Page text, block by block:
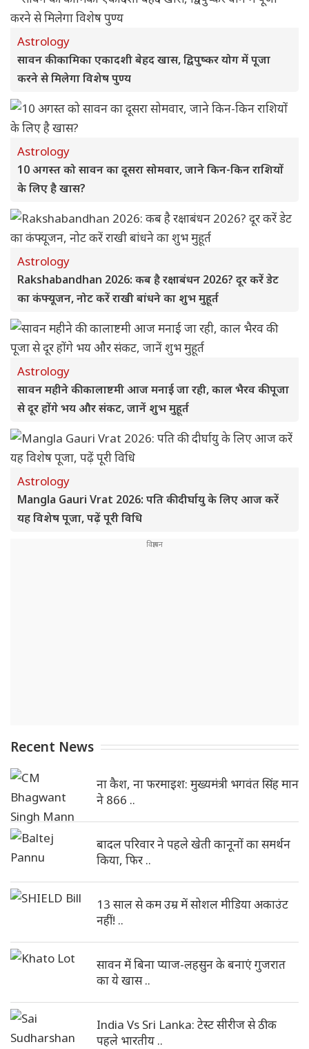
Astrology
सावन की कामिका एकादशी बेहद खास, द्विपुष्कर योग में पूजा
करने से मिलेगा विशेष पुण्य
Astrology
10 अगस्त को सावन का दूसरा सोमवार, जाने किन-किन राशियों
के लिए है खास?
Astrology
Rakshabandhan 2026: कब है रक्षाबंधन 2026? दूर करें डेट
का कंफ्यूजन, नोट करें राखी बांधने का शुभ मुहूर्त
Astrology
सावन महीने की कालाष्टमी आज मनाई जा रही, काल भैरव की पूजा
से दूर होंगे भय और संकट, जानें शुभ मुहूर्त
Astrology
Mangla Gauri Vrat 2026: पति की दीर्घायु के लिए आज करें
यह विशेष पूजा, पढ़ें पूरी विधि
Recent News
ना कैश, ना फरमाइश: मुख्यमंत्री भगवंत सिंह मान
ने 866 ..
बादल परिवार ने पहले खेती कानूनों का समर्थन
किया, फिर ..
13 साल से कम उम्र में सोशल मीडिया अकाउंट
नहीं! ..
सावन में बिना प्याज-लहसुन के बनाएं गुजरात
का ये खास ..
India Vs Sri Lanka: टेस्ट सीरीज से ठीक
पहले भारतीय ..